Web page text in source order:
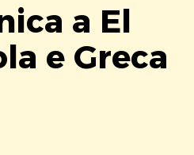
a El
e Greca